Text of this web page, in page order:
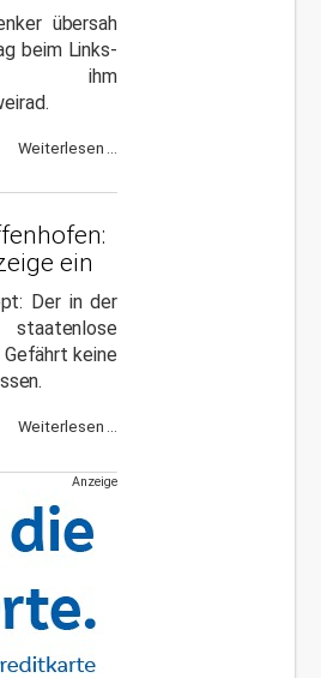
übersah
beim Links-
ihm
Weiterlesen ...
ein
Der in der
staatenlose
keine
Weiterlesen ...
Anzeige